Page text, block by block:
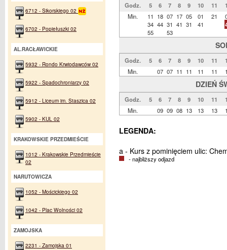
Godz. 5 6 7 8 9 10 11
Min.
11
34
55
18
44
07
31
53
17
41
05
31
01
41
21
Godz. 5 6 7 8 9 10 11
Min.
07 07 11 11 11 11
DZIEŃ
Godz. 5 6 7 8 9 10 11
Min.
09 09 08 13 13 13
LEGENDA:
a - Kurs z pominięciem ulic:
- najbliższy odjazd
6712 - Sikorskiego 02
6702 - Popiełuszki 02
AL.RACŁAWICKIE
5932 - Rondo Krwiodawców 02
5922 - Spadochroniarzy 02
5912 - Liceum im. Staszica 02
5902 - KUL 02
KRAKOWSKIE PRZEDMIEŚCIE
1012 - Krakowskie Przedmieście
02
NARUTOWICZA
1052 - Mościckiego 02
1042 - Plac Wolności 02
ZAMOJSKA
2231 - Zamojska 01